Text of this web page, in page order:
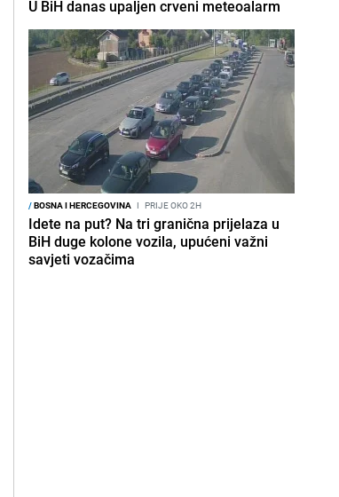
U BiH danas upaljen crveni meteoalarm
/BOSNA I HERCEGOVINA I PRIJE OKO 2H
Idete na put? Na tri granična prijelaza u
BiH duge kolone vozila, upućeni važni
savjeti vozačima